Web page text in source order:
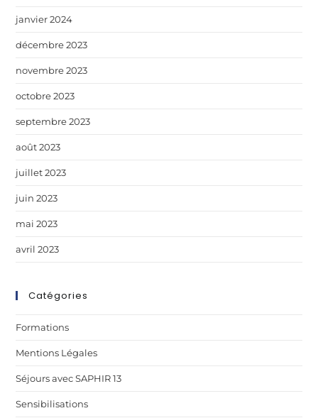
janvier 2024
décembre 2023
novembre 2023
octobre 2023
septembre 2023
août 2023
juillet 2023
juin 2023
mai 2023
avril 2023
Catégories
Formations
Mentions Légales
Séjours avec SAPHIR 13
Sensibilisations